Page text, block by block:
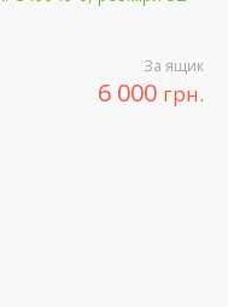
За ящик
6 000 грн.